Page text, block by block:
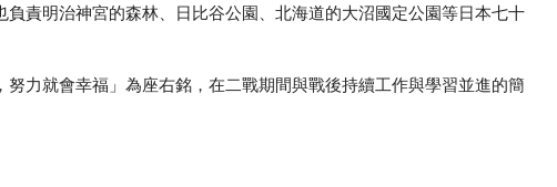
責明治神宮的森林、日比谷公園、北海道的大沼國定公園等日本七十
力就會幸福」為座右銘，在二戰期間與戰後持續工作與學習並進的簡